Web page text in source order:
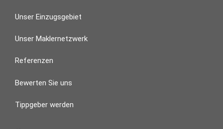
Unser Einzugsgebiet
Unser Maklernetzwerk
Referenzen
Bewerten Sie uns
Tippgeber werden